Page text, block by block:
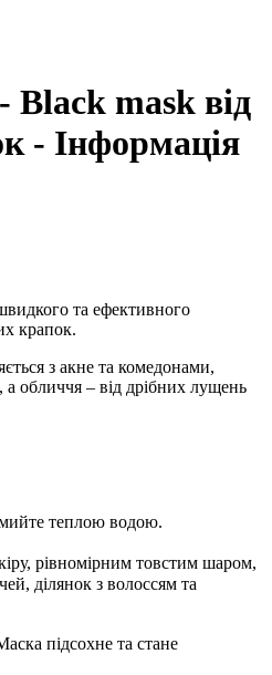
Black mask від
- Інформація
та ефективного
крапок.
з акне та комедонами,
обличчя – від дрібних лущень
теплою водою.
рівномірним товстим шаром,
ділянок з волоссям та
підсохне та стане